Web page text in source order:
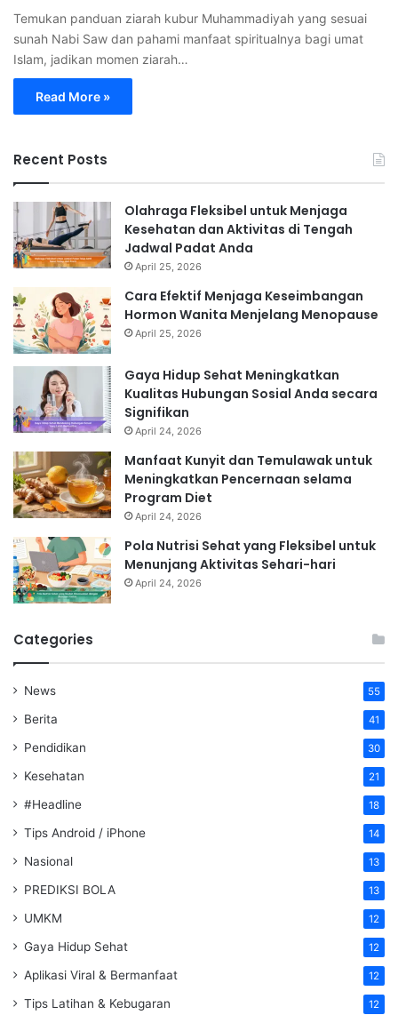
Temukan panduan ziarah kubur Muhammadiyah yang sesuai
sunah Nabi Saw dan pahami manfaat spiritualnya bagi umat
Islam, jadikan momen ziarah…
Read More »
Recent Posts
Olahraga Fleksibel untuk Menjaga
Kesehatan dan Aktivitas di Tengah
Jadwal Padat Anda
April 25, 2026
Cara Efektif Menjaga Keseimbangan
Hormon Wanita Menjelang Menopause
April 25, 2026
Gaya Hidup Sehat Meningkatkan
Kualitas Hubungan Sosial Anda secara
Signifikan
April 24, 2026
Manfaat Kunyit dan Temulawak untuk
Meningkatkan Pencernaan selama
Program Diet
April 24, 2026
Pola Nutrisi Sehat yang Fleksibel untuk
Menunjang Aktivitas Sehari-hari
April 24, 2026
Categories
News 55
Berita 41
Pendidikan 30
Kesehatan 21
#Headline 18
Tips Android / iPhone 14
Nasional 13
PREDIKSI BOLA 13
UMKM 12
Gaya Hidup Sehat 12
Aplikasi Viral & Bermanfaat 12
Tips Latihan & Kebugaran 12